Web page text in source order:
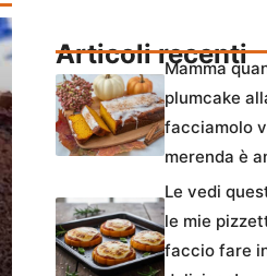
Articoli recenti
Mamma
plumcake
facciamolo
merenda è
Le vedi
le mie
faccio fare